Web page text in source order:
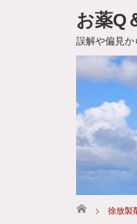
お薬Q
誤解や偏見か
ホーム 徐放製